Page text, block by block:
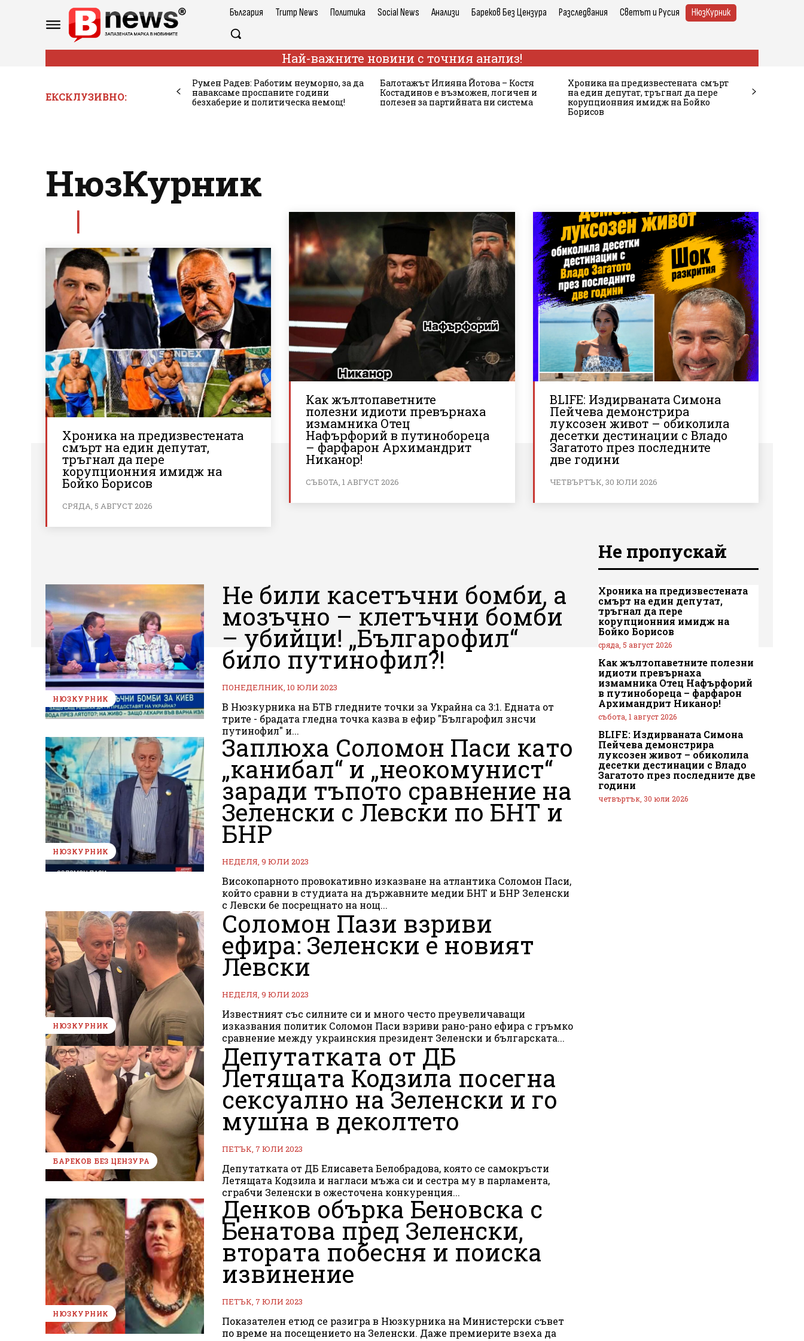
България Trump News Политика Social News Анализи Бареков Без Цензура Разследвания Светът и Русия НюзКурник
Най-важните новини с точния анализ!
ЕКСКЛУЗИВНО:
Румен Радев: Работим неуморно, за да
наваксаме проспаните години
безхаберие и политическа немощ!
Балотажът Илияна Йотова – Костя
Костадинов е възможен, логичен и
полезен за партийната ни система
Хроника на предизвестената смърт
на един депутат, тръгнал да пере
корупционния имидж на Бойко
Борисов
НюзКурник
Хроника на предизвестената
смърт на един депутат,
тръгнал да пере
корупционния имидж на
Бойко Борисов
СРЯДА, 5 АВГУСТ 2026
Как жълтопаветните
полезни идиоти превърнаха
измамника Отец
Нафърфорий в путинобореца
– фарфарон Архимандрит
Никанор!
СЪБОТА, 1 АВГУСТ 2026
BLIFE: Издирваната Симона
Пейчева демонстрира
луксозен живот – обиколила
десетки дестинации с Владо
Загатото през последните
две години
ЧЕТВЪРТЪК, 30 ЮЛИ 2026
НЮЗКУРНИК
Не били касетъчни бомби, а
мозъчно – клетъчни бомби
– убийци! „Българофил“
било путинофил?!
ПОНЕДЕЛНИК, 10 ЮЛИ 2023
В Нюзкурника на БТВ гледните точки за Украйна са 3:1. Едната от
трите - брадата гледна точка казва в ефир "Българофил знсчи
путинофил" и...
НЮЗКУРНИК
Заплюха Соломон Паси като
„канибал“ и „неокомунист“
заради тъпото сравнение на
Зеленски с Левски по БНТ и
БНР
НЕДЕЛЯ, 9 ЮЛИ 2023
Високопарното провокативно изказване на атлантика Соломон Паси,
който сравни в студиата на държавните медии БНТ и БНР Зеленски
с Левски бе посрещнато на нощ...
НЮЗКУРНИК
Соломон Пази взриви
ефира: Зеленски е новият
Левски
НЕДЕЛЯ, 9 ЮЛИ 2023
Известният със силните си и много често преувеличаващи
изказвания политик Соломон Паси взриви рано-рано ефира с гръмко
сравнение между украинския президент Зеленски и българската...
БАРЕКОВ БЕЗ ЦЕНЗУРА
Депутатката от ДБ
Летящата Кодзила посегна
сексуално на Зеленски и го
мушна в деколтето
ПЕТЪК, 7 ЮЛИ 2023
Депутатката от ДБ Елисавета Белобрадова, която се самокръсти
Летящата Кодзила и нагласи мъжа си и сестра му в парламента,
сграбчи Зеленски в ожесточена конкуренция...
НЮЗКУРНИК
Денков обърка Беновска с
Бенатова пред Зеленски,
втората побесня и поиска
извинение
ПЕТЪК, 7 ЮЛИ 2023
Показателен етюд се разигра в Нюзкурника на Министерски съвет
по време на посещението на Зеленски. Даже премиерите взеха да
Не пропускай
Хроника на предизвестената
смърт на един депутат,
тръгнал да пере
корупционния имидж на
Бойко Борисов
сряда, 5 август 2026
Как жълтопаветните полезни
идиоти превърнаха
измамника Отец Нафърфорий
в путинобореца – фарфарон
Архимандрит Никанор!
събота, 1 август 2026
BLIFE: Издирваната Симона
Пейчева демонстрира
луксозен живот – обиколила
десетки дестинации с Владо
Загатото през последните две
години
четвъртък, 30 юли 2026